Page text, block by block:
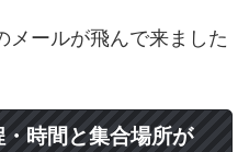
メールが飛んで来ました
時間と集合場所が